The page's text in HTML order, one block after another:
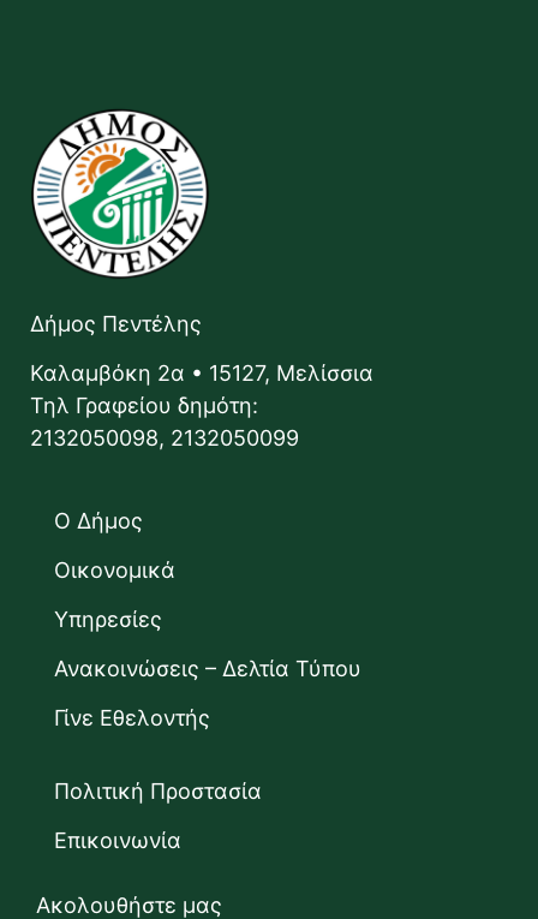
Δήμος Πεντέλης
Καλαμβόκη 2α • 15127, Μελίσσια
Τηλ Γραφείου δημότη:
2132050098, 2132050099
Ο Δήμος
Οικονομικά
Υπηρεσίες
Ανακοινώσεις – Δελτία Τύπου
Γίνε Εθελοντής
Πολιτική Προστασία
Επικοινωνία
Ακολουθήστε μας